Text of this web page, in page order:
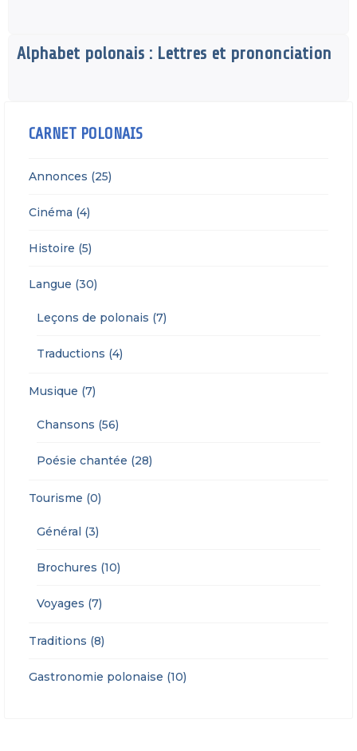
Alphabet polonais : Lettres et prononciation
CARNET POLONAIS
Annonces (25)
Cinéma (4)
Histoire (5)
Langue (30)
Leçons de polonais (7)
Traductions (4)
Musique (7)
Chansons (56)
Poésie chantée (28)
Tourisme (0)
Général (3)
Brochures (10)
Voyages (7)
Traditions (8)
Gastronomie polonaise (10)